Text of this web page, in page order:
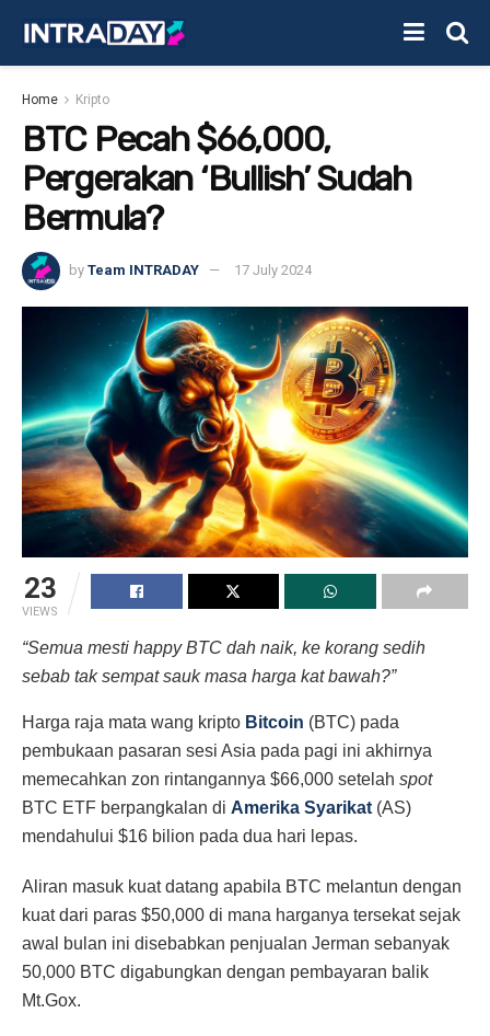
Home Kripto
BTC Pecah $66,000,
Pergerakan ‘Bullish’ Sudah
Bermula?
by Team INTRADAY 17 July 2024
23
VIEWS
“Semua mesti happy BTC dah naik, ke korang sedih
sebab tak sempat sauk masa harga kat bawah?”
Harga raja mata wang kripto Bitcoin (BTC) pada
pembukaan pasaran sesi Asia pada pagi ini akhirnya
memecahkan zon rintangannya $66,000 setelah spot
BTC ETF berpangkalan di Amerika Syarikat (AS)
mendahului $16 bilion pada dua hari lepas.
Aliran masuk kuat datang apabila BTC melantun dengan
kuat dari paras $50,000 di mana harganya tersekat sejak
awal bulan ini disebabkan penjualan Jerman sebanyak
50,000 BTC digabungkan dengan pembayaran balik
Mt.Gox.